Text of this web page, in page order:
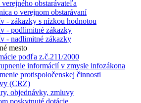
obstarávateľa
o verejnom obstarávaní
- zákazky s nízkou hodnotou
- podlimitné zákazky
- nadlimitné zákazky
mesto
podľa z.č.211/2000
informácií v zmysle infozákona
protispoločenskej činnosti
(CRZ)
objednávky, zmluvy